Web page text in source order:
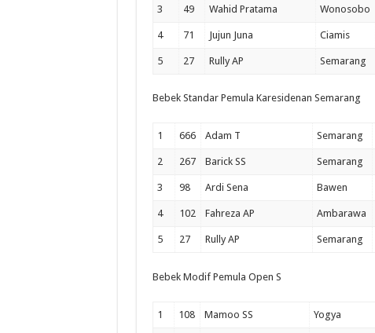
3 49 Wahid Pratama Wonosobo
4 71 Jujun Juna Ciamis
5 27 Rully AP Semarang
Bebek Standar Pemula Karesidenan Semarang
1 666 Adam T Semarang
2 267 Barick SS Semarang
3 98 Ardi Sena Bawen
4 102 Fahreza AP Ambarawa
5 27 Rully AP Semarang
Bebek Modif Pemula Open S
1 108 Mamoo SS Yogya